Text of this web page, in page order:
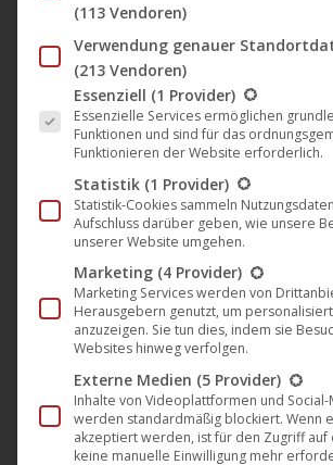
verkörpert von Burgtheater-
am Morgen schweift sein Blick über
Richtung Funkturm. Frühstück, der
Arbeit. Seine Firma ist das
menschenverachtenden
Buchhalter muss Arbeitsplätze
Letzter vom sinkenden Schiff
Panikattacken und Selbstmitleid macht
Charly Hübner) seinem Buchhalter ein
noch tiefer in den Abgrund treibt!
„AMOK – Hansi geht’s gut“ist ein
die qualvoll auf der Fahrt zum
geblieben ist und keine Perspektiven
über den inneren Druck, der zu
führt und der dann nur noch
(113 Vendoren)
Verwendung genauer
(213 Vendoren)
Es folgt eine Liste der Service-
Essenziell (1 Provider)
Essenzielle Services ermöglichen
Funktionen und sind für das
Funktionieren der Website erforderlich.
Statistik (1 Provider)
Statistik-Cookies sammeln
Aufschluss darüber geben, wie unsere
unserer Website umgehen.
Marketing (4 Provider)
Marketing Services werden von
Herausgebern genutzt, um
anzuzeigen. Sie tun dies, indem sie
Websites hinweg verfolgen.
Externe Medien (5 Provider)
Inhalte von Videoplattformen und
werden standardmäßig blockiert. Wenn
akzeptiert werden, ist für den Zugriff auf
keine manuelle Einwilligung mehr